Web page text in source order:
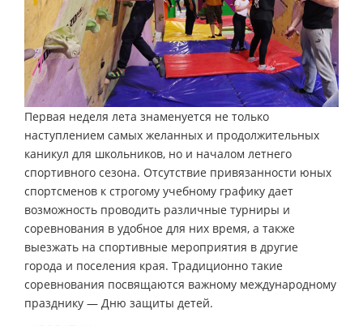
Первая неделя лета знаменуется не только
наступлением самых желанных и продолжительных
каникул для школьников, но и началом летнего
спортивного сезона. Отсутствие привязанности юных
спортсменов к строгому учебному графику дает
возможность проводить различные турниры и
соревнования в удобное для них время, а также
выезжать на спортивные мероприятия в другие
города и поселения края. Традиционно такие
соревнования посвящаются важному международному
празднику — Дню защиты детей.